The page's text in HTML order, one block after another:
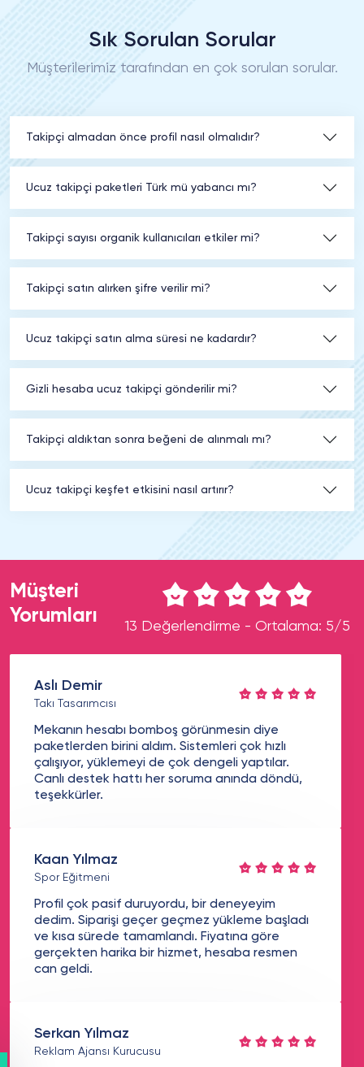
Sık Sorulan Sorular
Müşterilerimiz tarafından en çok sorulan sorular.
Takipçi almadan önce profil nasıl olmalıdır?
Ucuz takipçi paketleri Türk mü yabancı mı?
Takipçi sayısı organik kullanıcıları etkiler mi?
Takipçi satın alırken şifre verilir mi?
Ucuz takipçi satın alma süresi ne kadardır?
Gizli hesaba ucuz takipçi gönderilir mi?
Takipçi aldıktan sonra beğeni de alınmalı mı?
Ucuz takipçi keşfet etkisini nasıl artırır?
Müşteri
Yorumları
13 Değerlendirme - Ortalama: 5/5
Aslı Demir
Takı Tasarımcısı
Mekanın hesabı bomboş görünmesin diye
paketlerden birini aldım. Sistemleri çok hızlı
çalışıyor, yüklemeyi de çok dengeli yaptılar.
Canlı destek hattı her soruma anında döndü,
teşekkürler.
Kaan Yılmaz
Spor Eğitmeni
Profil çok pasif duruyordu, bir deneyeyim
dedim. Siparişi geçer geçmez yükleme başladı
ve kısa sürede tamamlandı. Fiyatına göre
gerçekten harika bir hizmet, hesaba resmen
can geldi.
Serkan Yılmaz
Reklam Ajansı Kurucusu